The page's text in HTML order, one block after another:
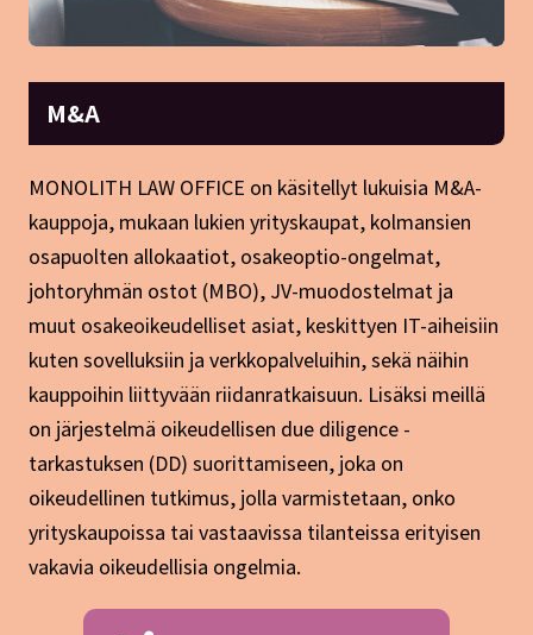
M&A
MONOLITH LAW OFFICE on käsitellyt lukuisia M&A-
kauppoja, mukaan lukien yrityskaupat, kolmansien
osapuolten allokaatiot, osakeoptio-ongelmat,
johtoryhmän ostot (MBO), JV-muodostelmat ja
muut osakeoikeudelliset asiat, keskittyen IT-aiheisiin
kuten sovelluksiin ja verkkopalveluihin, sekä näihin
kauppoihin liittyvään riidanratkaisuun. Lisäksi meillä
on järjestelmä oikeudellisen due diligence -
tarkastuksen (DD) suorittamiseen, joka on
oikeudellinen tutkimus, jolla varmistetaan, onko
yrityskaupoissa tai vastaavissa tilanteissa erityisen
vakavia oikeudellisia ongelmia.